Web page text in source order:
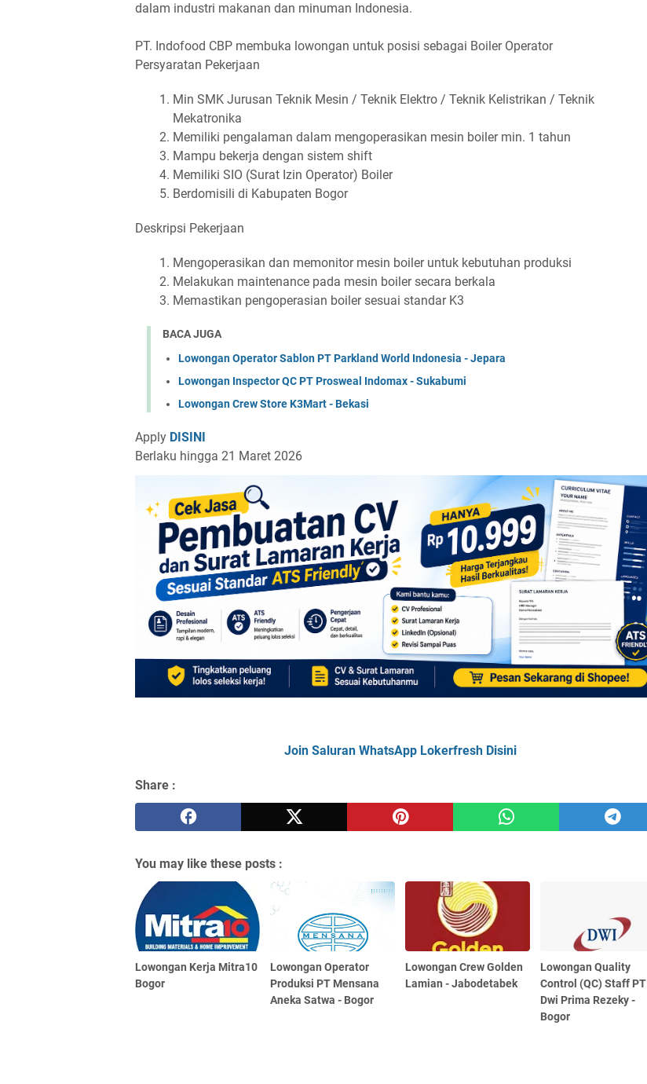
dalam industri makanan dan minuman Indonesia.
PT. Indofood CBP membuka lowongan untuk posisi sebagai Boiler Operator
Persyaratan Pekerjaan
Min SMK Jurusan Teknik Mesin / Teknik Elektro / Teknik Kelistrikan / Teknik
Mekatronika
Memiliki pengalaman dalam mengoperasikan mesin boiler min. 1 tahun
Mampu bekerja dengan sistem shift
Memiliki SIO (Surat Izin Operator) Boiler
Berdomisili di Kabupaten Bogor
Deskripsi Pekerjaan
Mengoperasikan dan memonitor mesin boiler untuk kebutuhan produksi
Melakukan maintenance pada mesin boiler secara berkala
Memastikan pengoperasian boiler sesuai standar K3
BACA JUGA
Lowongan Operator Sablon PT Parkland World Indonesia - Jepara
Lowongan Inspector QC PT Prosweal Indomax - Sukabumi
Lowongan Crew Store K3Mart - Bekasi
Apply DISINI
Berlaku hingga 21 Maret 2026
Join Saluran WhatsApp Lokerfresh Disini
Share :
You may like these posts :
Lowongan Kerja Mitra10
Bogor
Lowongan Operator
Produksi PT Mensana
Aneka Satwa - Bogor
Lowongan Crew Golden
Lamian - Jabodetabek
Lowongan Quality
Control (QC) Staff PT
Dwi Prima Rezeky -
Bogor